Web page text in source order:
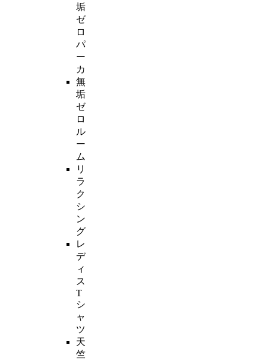
垢
ゼ
ロ
パ
ー
カ
無
垢
ゼ
ロ
ル
ー
ム
リ
ラ
ク
シ
ン
グ
レ
デ
ィ
ス
T
シ
ャ
ツ
天
竺